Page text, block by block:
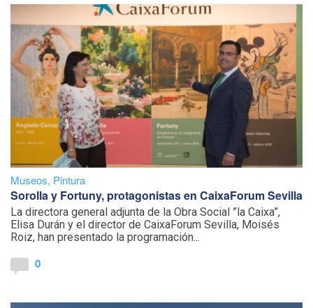
Museos, Pintura
Sorolla y Fortuny, protagonistas en CaixaForum Sevilla
La directora general adjunta de la Obra Social ”la Caixa”,
Elisa Durán y el director de CaixaForum Sevilla, Moisés
Roiz, han presentado la programación...
0